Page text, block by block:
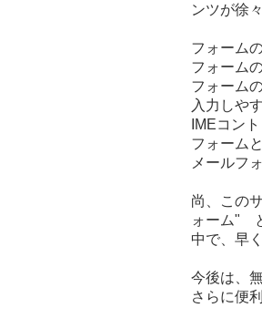
ンツが徐
フォーム
フォーム
フォーム
入力しや
IMEコン
フォーム
メールフ
尚、この
ォーム"
中で、早
今後は、
さらに便